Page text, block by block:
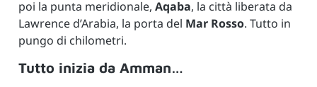
poi la punta meridionale, Aqaba, la città liberata da
Lawrence d’Arabia, la porta del Mar Rosso. Tutto in
pungo di chilometri.
Tutto inizia da Amman…